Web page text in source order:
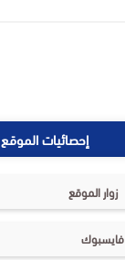
إحصائيات الموقع
زوار الموقع
فايسبوك